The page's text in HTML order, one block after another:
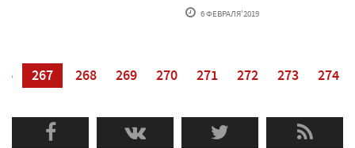
6 ФЕВРАЛЯ'2019
267 268 269 270 271 272 273 274